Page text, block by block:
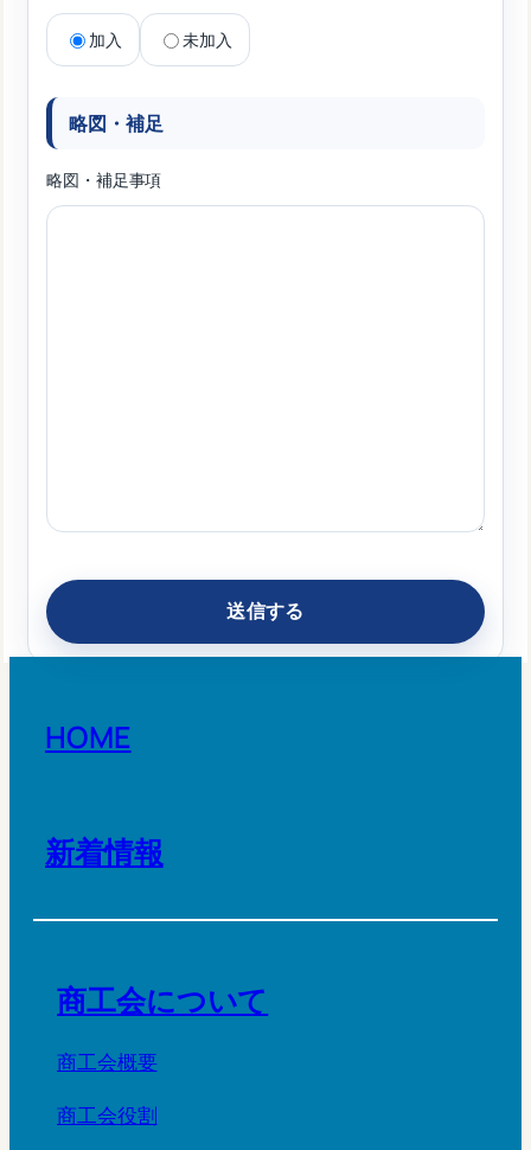
加入 未加入
略図・補足
略図・補足事項
HOME
新着情報
商工会について
商工会概要
商工会役割